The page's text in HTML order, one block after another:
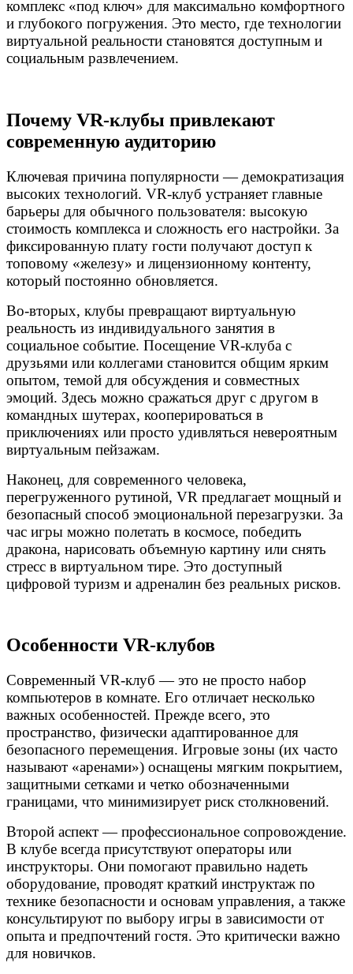
комплекс «под ключ» для максимально комфортного
и глубокого погружения. Это место, где технологии
виртуальной реальности становятся доступным и
социальным развлечением.
Почему VR-клубы привлекают
современную аудиторию
Ключевая причина популярности — демократизация
высоких технологий. VR-клуб устраняет главные
барьеры для обычного пользователя: высокую
стоимость комплекса и сложность его настройки. За
фиксированную плату гости получают доступ к
топовому «железу» и лицензионному контенту,
который постоянно обновляется.
Во-вторых, клубы превращают виртуальную
реальность из индивидуального занятия в
социальное событие. Посещение VR-клуба с
друзьями или коллегами становится общим ярким
опытом, темой для обсуждения и совместных
эмоций. Здесь можно сражаться друг с другом в
командных шутерах, кооперироваться в
приключениях или просто удивляться невероятным
виртуальным пейзажам.
Наконец, для современного человека,
перегруженного рутиной, VR предлагает мощный и
безопасный способ эмоциональной перезагрузки. За
час игры можно полетать в космосе, победить
дракона, нарисовать объемную картину или снять
стресс в виртуальном тире. Это доступный
цифровой туризм и адреналин без реальных рисков.
Особенности VR-клубов
Современный VR-клуб — это не просто набор
компьютеров в комнате. Его отличает несколько
важных особенностей. Прежде всего, это
пространство, физически адаптированное для
безопасного перемещения. Игровые зоны (их часто
называют «аренами») оснащены мягким покрытием,
защитными сетками и четко обозначенными
границами, что минимизирует риск столкновений.
Второй аспект — профессиональное сопровождение.
В клубе всегда присутствуют операторы или
инструкторы. Они помогают правильно надеть
оборудование, проводят краткий инструктаж по
технике безопасности и основам управления, а также
консультируют по выбору игры в зависимости от
опыта и предпочтений гостя. Это критически важно
для новичков.